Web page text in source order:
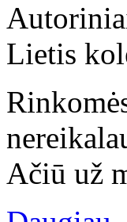
Lietis
Ačiū už